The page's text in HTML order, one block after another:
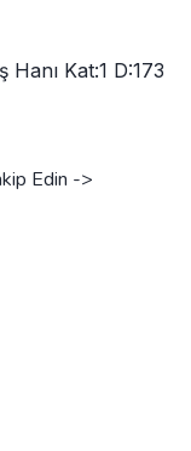
Kat:1 D:173
Edin ->